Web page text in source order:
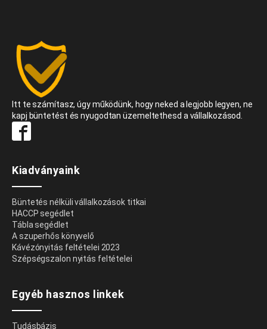
Itt te számítasz, úgy működünk, hogy neked a legjobb legyen, ne
kapj büntetést és nyugodtan üzemeltethesd a vállalkozásod.
Kiadványaink
Büntetés nélküli vállalkozások titkai
HACCP segédlet
Tábla segédlet
A szuperhős könyvelő
Kávézónyitás feltételei 2023
Szépségszalon nyitás feltételei
Egyéb hasznos linkek
Tudásbázis